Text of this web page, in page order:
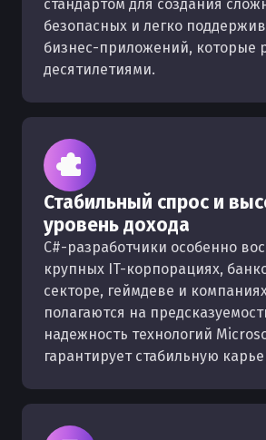
стандартом для создания
безопасных и легко
бизнес-приложений, которые
десятилетиями.
Стабильный спрос и
уровень дохода
C#-разработчики особенно
крупных IT-корпорациях,
секторе, геймдеве и
полагаются на
надежность технологий
гарантирует стабильную